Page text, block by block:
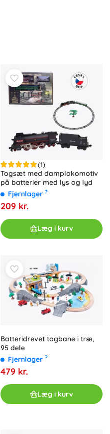
(1)
Togsæt med damplokomotiv
på batterier med lys og lyd
Fjernlager ?
209 kr.
Læg i kurv
Batteridrevet togbane i træ,
95 dele
Fjernlager ?
479 kr.
Læg i kurv